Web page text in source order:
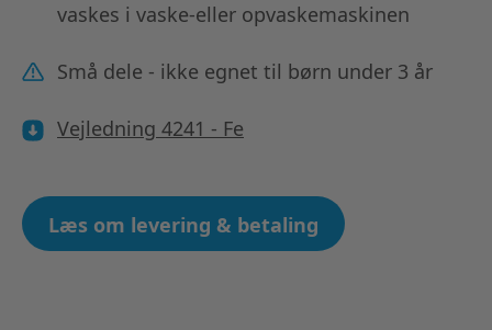
vaskes i vaske-eller opvaskemaskinen
Små dele - ikke egnet til børn under 3 år
Vejledning 4241 - Fe
Læs om levering & betaling